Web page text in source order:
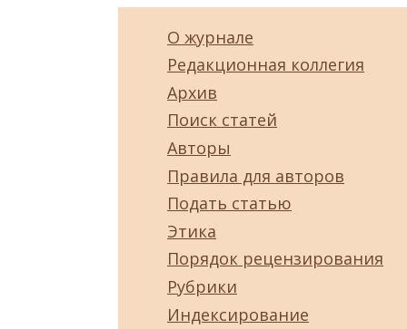
О журнале
Редакционная коллегия
Архив
Поиск статей
Авторы
Правила для авторов
Подать статью
Этика
Порядок рецензирования
Рубрики
Индексирование